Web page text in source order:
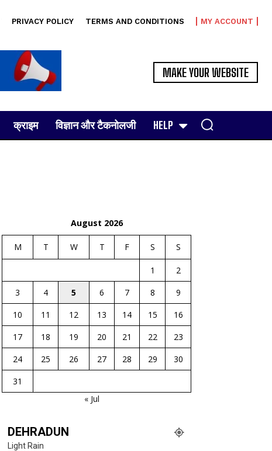
PRIVACY POLICY TERMS AND CONDITIONS MY ACCOUNT
MAKE YOUR WEBSITE
क्राइम विज्ञान और टैकनोलजी HELP
August 2026
M T W T F S S
1
2
3
4 5 6 7 8
9
10
11 12 13 14 15
16
17
18 19 20 21 22
23
24
25 26 27 28 29
30
31
« Jul
DEHRADUN
Light Rain